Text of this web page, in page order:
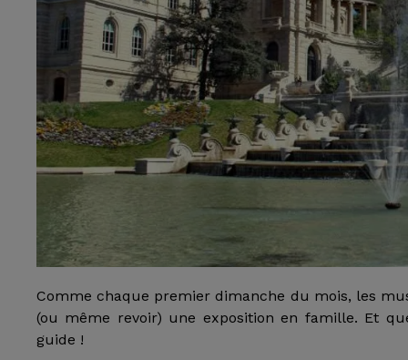
Comme chaque premier dimanche du mois, les
(ou même revoir) une exposition en famille. Et
guide !